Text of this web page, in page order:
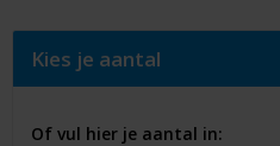
Kies je aantal
Of vul hier je aantal in: